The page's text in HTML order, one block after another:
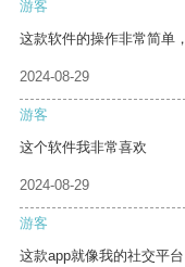
游客
这款软件的操作非常简单
2024-08-29
游客
这个软件我非常喜欢
2024-08-29
游客
这款app就像我的社交平